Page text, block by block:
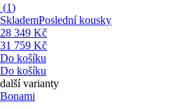
(1)
SklademPoslední kousky
28 349 Kč
31 759 Kč
Do košíku
Do košíku
další varianty
Bonami